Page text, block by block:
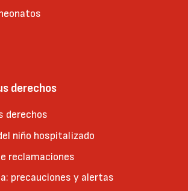
derechos
derechos
niño hospitalizado
reclamaciones
precauciones y alertas